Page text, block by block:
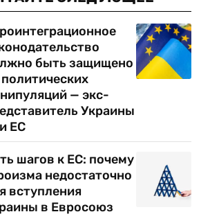
быть защищено
— экс-
Украины
ЕС
шагов к ЕС: почему
недостаточно
вступления
в Евросоюз